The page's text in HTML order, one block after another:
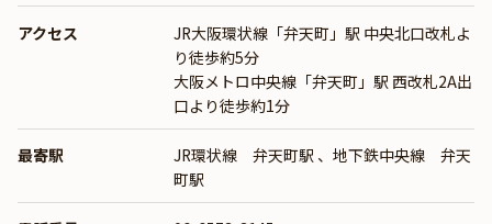
アクセス
JR大阪環状線「弁天町」駅 中央北口改札よ
り徒歩約5分
大阪メトロ中央線「弁天町」駅 西改札2A出
口より徒歩約1分
最寄駅 JR環状線 弁天町駅 、 地下鉄中央線 弁天
町駅